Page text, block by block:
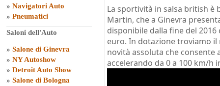
» Navigatori Auto
» Pneumatici
Saloni dell'Auto
» Salone di Ginevra
» NY Autoshow
» Detroit Auto Show
» Salone di Bologna
La sportività in salsa british è
Martin, che a Ginevra
disponibile dalla fine del
euro. In dotazione troviamo il
novità assoluta che consente
accelerando da 0 a 100 km/h